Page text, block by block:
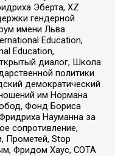
Эберта, XZ
гендерной
имени Льва
Education,
Education,
диалог, Школа
политики
демократический
им Нормана
Фонд Бориса
Науманна за
сопротивление,
Прометей, Stop
Фридом Хаус, СОТА